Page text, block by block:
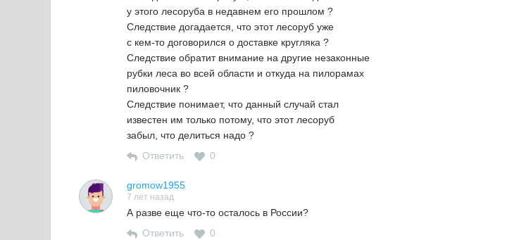
у этого лесоруба в недавнем его прошлом ?
Следствие догадается, что этот лесоруб уже
с кем-то договорился о доставке кругляка ?
Следствие обратит внимание на другие незаконные
рубки леса во всей области и откуда на пилорамах
пиловочник ?
Следствие понимает, что данный случай стал
известен им только потому, что этот лесоруб
забыл, что делиться надо ?
Ответить
0
gromow1955
7 лет назад
А разве еще что-то осталось в России?
Ответить
0